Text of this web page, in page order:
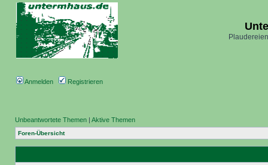
Anmelden Registrieren
Unbeantwortete Themen | Aktive Themen
Foren-Übersicht